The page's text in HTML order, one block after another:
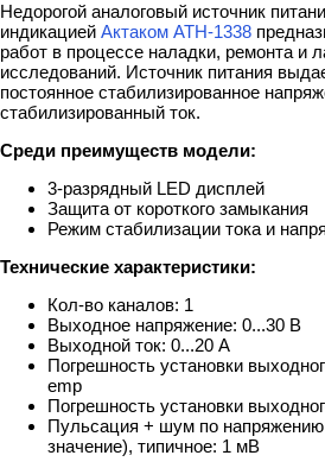
Недорогой аналоговый источник
индикацией Актаком АТН-1338
работ в процессе наладки, ремонта и
исследований. Источник питания
постоянное стабилизированное
стабилизированный ток.
Среди преимуществ модели:
3-разрядный LED дисплей
Защита от короткого замыкания
Режим стабилизации тока и
Технические характеристики:
Кол-во каналов: 1
Выходное напряжение: 0...30 В
Выходной ток: 0...20 А
Погрешность установки
emp
Погрешность установки
Пульсация + шум по напряжению
значение), типичное: 1 мВ